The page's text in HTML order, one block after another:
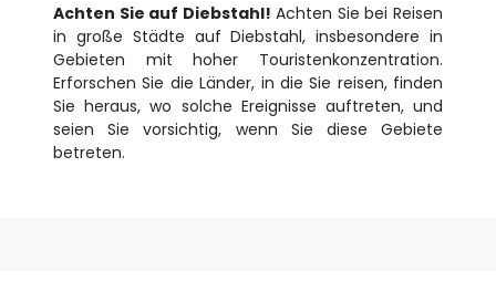
Achten Sie auf Diebstahl! Achten Sie bei Reisen
in große Städte auf Diebstahl, insbesondere in
Gebieten mit hoher Touristenkonzentration.
Erforschen Sie die Länder, in die Sie reisen, finden
Sie heraus, wo solche Ereignisse auftreten, und
seien Sie vorsichtig, wenn Sie diese Gebiete
betreten.